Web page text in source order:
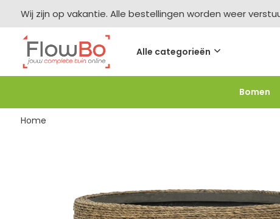
Wij zijn op vakantie. Alle bestellingen worden weer
Alle categorieën
Bomen
-2,5% vanaf €250 -
Home